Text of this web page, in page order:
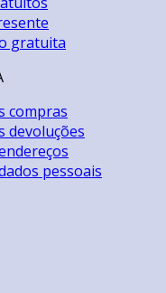
gratuita
compras
devoluções
pessoais